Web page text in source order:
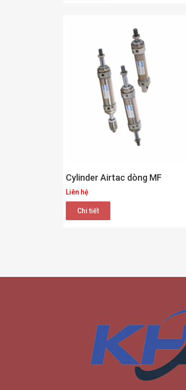
Cylinder Airtac dòng MF
Liên hệ
Chi tiết